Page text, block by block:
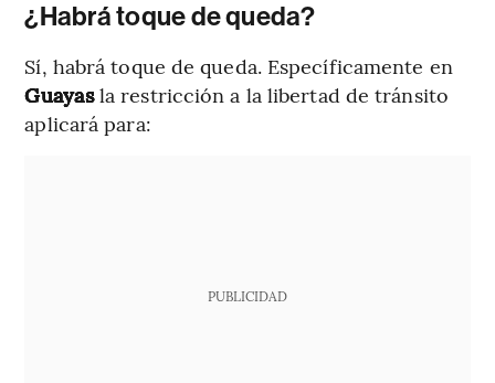
¿Habrá toque de queda?
Sí, habrá toque de queda. Específicamente en
Guayasla restricción a la libertad de tránsito
aplicará para:
PUBLICIDAD